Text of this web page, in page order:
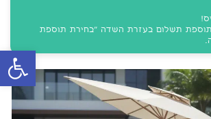
תשלום בעזרת השדה "בחירת תוספת